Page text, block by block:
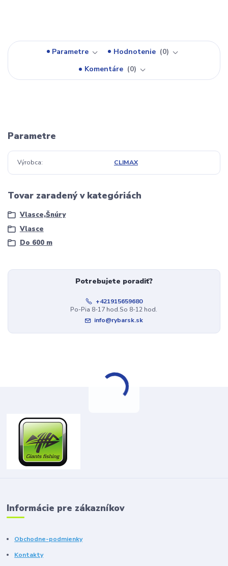
Parametre Hodnotenie
0
Komentáre
0
Parametre
Výrobca CLIMAX
Tovar zaradený v kategóriách
Vlasce,Šnúry
Vlasce
Do 600 m
Potrebujete poradiť?
+421915659680
Po-Pia 8-17 hod.So 8-12 hod.
info@rybarsk.sk
Informácie pre zákazníkov
Obchodne-podmienky
Kontakty